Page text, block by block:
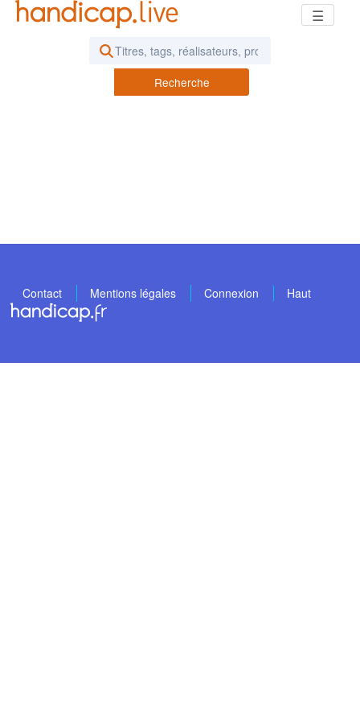
☰
Recherche
Contact Mentions légales Connexion Haut